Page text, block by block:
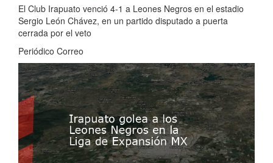
El Club Irapuato venció 4-1 a Leones Negros en el estadio
Sergio León Chávez, en un partido disputado a puerta
cerrada por el veto
Periódico Correo